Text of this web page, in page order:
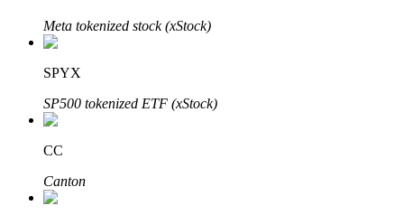
Lär dig Staking
Meta tokenized stock (xStock)
SPYX
SP500 tokenized ETF (xStock)
CC
Canton